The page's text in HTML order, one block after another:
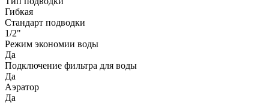
Гибкая
Стандарт подводки
1/2"
Режим экономии воды
Да
Подключение фильтра для воды
Да
Аэратор
Да